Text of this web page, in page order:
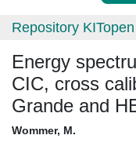
Repository KITopen
Energy
CIC, cross
Grande and
Wommer, M.